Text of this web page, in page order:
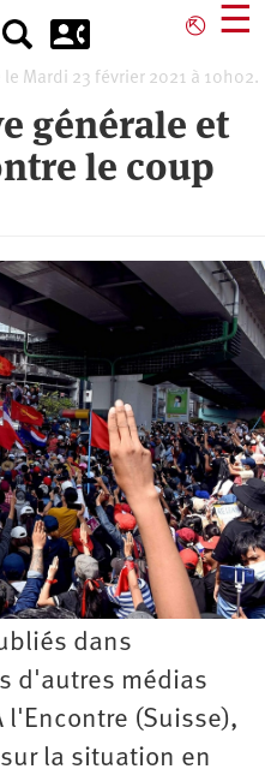
⎋ ☰
le Mardi 23 février 2021 à 10h02.
générale et
le coup
dans
d'autres médias
l'Encontre (Suisse),
la situation en